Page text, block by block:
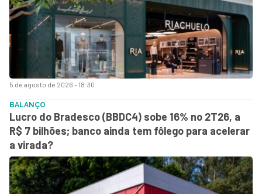
5 de agosto de 2026 - 18:30
BALANÇO
Lucro do Bradesco (BBDC4) sobe 16% no 2T26, a
R$ 7 bilhões; banco ainda tem fôlego para acelerar
a virada?